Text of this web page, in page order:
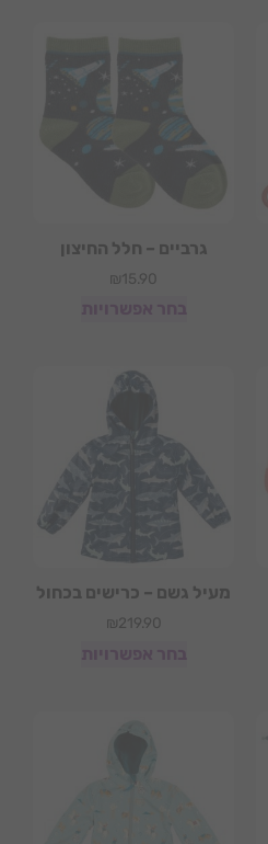
גרביים – חלל החיצון
₪15.90
מעיל גשם – כרישים בכחול
₪219.90